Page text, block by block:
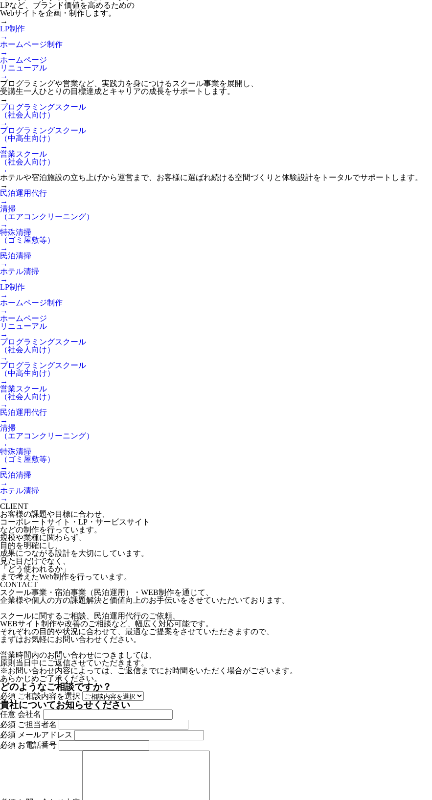
LPなど、ブランド価値を高めるための
Webサイトを企画・制作します。
→
LP制作
→
ホームページ制作
→
ホームページ
リニューアル
→
プログラミングや営業など、実践力を身につけるスクール事業を展開し、
受講生一人ひとりの目標達成とキャリアの成長をサポートします。
→
プログラミングスクール
（社会人向け）
→
プログラミングスクール
（中高生向け）
→
営業スクール
（社会人向け）
→
ホテルや宿泊施設の立ち上げから運営まで、お客様に選ばれ続ける空間づくりと体験設計をトータルでサポートします。
→
民泊運用代行
→
清掃
（エアコンクリーニング）
→
特殊清掃
（ゴミ屋敷等）
→
民泊清掃
→
ホテル清掃
→
LP制作
→
ホームページ制作
→
ホームページ
リニューアル
→
プログラミングスクール
（社会人向け）
→
プログラミングスクール
（中高生向け）
→
営業スクール
（社会人向け）
→
民泊運用代行
→
清掃
（エアコンクリーニング）
→
特殊清掃
（ゴミ屋敷等）
→
民泊清掃
→
ホテル清掃
→
CLIENT
お客様の課題や目標に合わせ、
コーポレートサイト・LP・サービスサイト
などの制作を行っています。
規模や業種に関わらず、
目的を明確にし、
成果につながる設計を大切にしています。
見た目だけでなく、
「どう使われるか」
まで考えたWeb制作を行っています。
CONTACT
スクール事業・宿泊事業（民泊運用）・WEB制作を通じて、
企業様や個人の方の課題解決と価値向上のお手伝いをさせていただいております。
スクールに関するご相談、民泊運用代行のご依頼、
WEBサイト制作や改善のご相談など、幅広く対応可能です。
それぞれの目的や状況に合わせて、最適なご提案をさせていただきますので、
まずはお気軽にお問い合わせください。
営業時間内のお問い合わせにつきましては、
原則当日中にご返信させていただきます。
※お問い合わせ内容によっては、ご返信までにお時間をいただく場合がございます。
あらかじめご了承ください。
どのようなご相談ですか？
必須 ご相談内容を選択
貴社についてお知らせください
任意 会社名
必須 ご担当者名
必須 メールアドレス
必須 お電話番号